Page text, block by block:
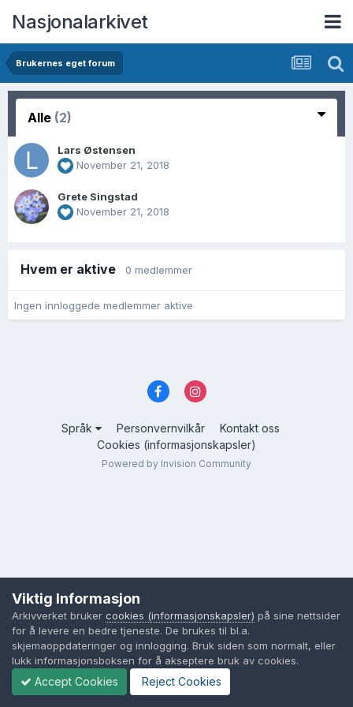
Nasjonalarkivet
Brukernes eget forum
Alle (2)
Lars Østensen
November 21, 2018
Grete Singstad
November 21, 2018
Hvem er aktive 0 medlemmer
Ingen innloggede medlemmer aktive
Språk Personvernvilkår
Kontakt oss
Cookies (informasjonskapsler)
Powered by Invision Community
Viktig Informasjon
Arkivverket bruker cookies (informasjonskapsler) på sine nettsider
for å levere en bedre tjeneste. De brukes til bl.a.
skjemaoppdateringer og innlogging. Bruk siden som normalt, eller
lukk informasjonsboksen for å akseptere bruk av cookies.
Accept Cookies Reject Cookies